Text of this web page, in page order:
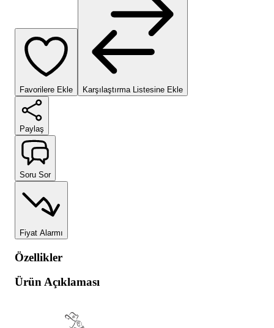
Favorilere Ekle Karşılaştırma Listesine Ekle
Paylaş
Soru Sor
Fiyat Alarmı
Özellikler
Ürün Açıklaması